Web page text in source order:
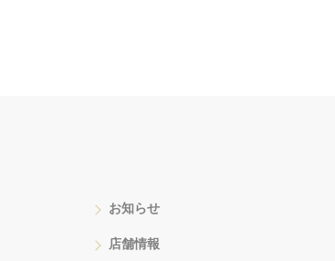
お知らせ
店舗情報